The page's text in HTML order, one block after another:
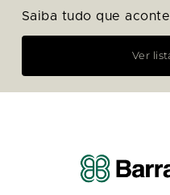
Saiba tudo que
Ver